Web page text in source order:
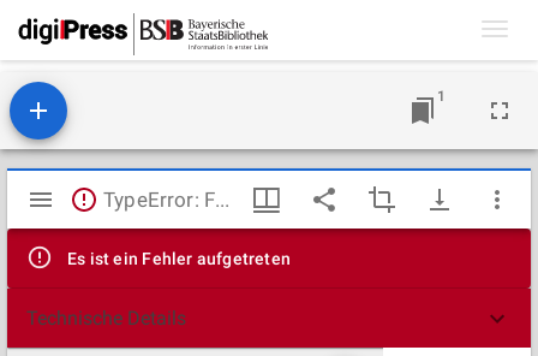
1
Mirador
Viewer
TypeError: Failed to fetch
Es ist ein Fehler aufgetreten
Technische Details